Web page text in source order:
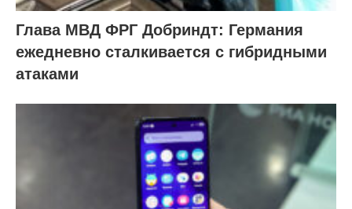
Глава МВД ФРГ Добриндт: Германия
ежедневно сталкивается с гибридными
атаками